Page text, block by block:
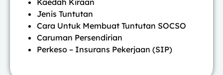
Jenis Tuntutan
Cara Untuk Membuat Tuntutan SOCSO
Caruman Persendirian
Perkeso – Insurans Pekerjaan (SIP)